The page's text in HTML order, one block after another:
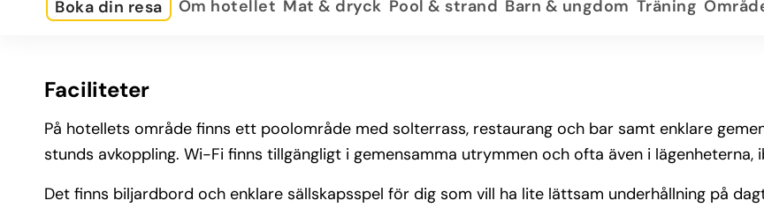
Boka din resa Om hotellet Mat & dryck Pool & strand Barn & ungdom Träning
Faciliteter
På hotellets område finns ett poolområde med solterrass, restaurang och bar samt enklare
stunds avkoppling. Wi-Fi finns tillgängligt i gemensamma utrymmen och ofta även i
Det finns biljardbord och enklare sällskapsspel för dig som vill ha lite lättsam underhållning på